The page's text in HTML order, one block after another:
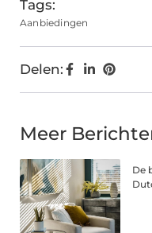
Tags:
Aanbiedingen
Delen:
Meer
De